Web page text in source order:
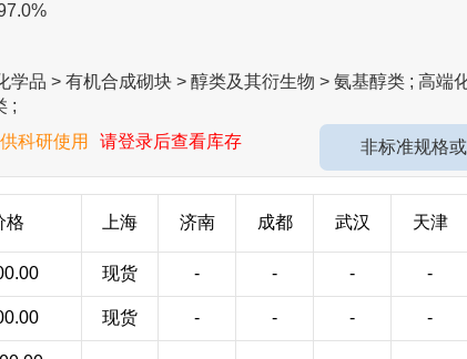
学品 > 有机合成砌块 > 醇类及其衍生物 > 氨基醇类 ; 高端
;
科研使用
请登录后查看库存 非标准规格
格 上海 济南 成都 武汉 天津
现货 - - - -
现货 - - - -